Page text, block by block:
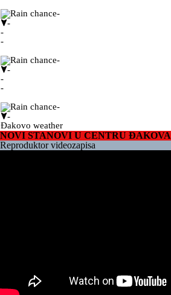
-
-
-
-
-
-
-
-
-
-
Đakovo weather
NOVI STANOVI U CENTRU ĐAKOVA
Reproduktor videozapisa